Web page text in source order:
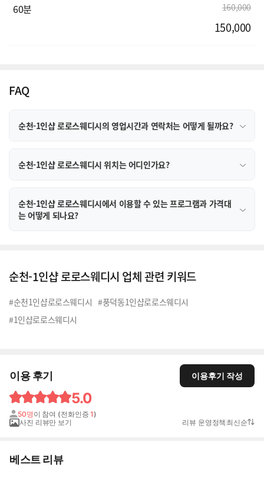
60분 160,000
150,000
FAQ
순천-1인샵 로로스웨디시의 영업시간과 연락처는 어떻게 될까요?
순천-1인샵 로로스웨디시 위치는 어디인가요?
순천-1인샵 로로스웨디시에서 이용할 수 있는 프로그램과 가격대
는 어떻게 되나요?
순천-1인샵 로로스웨디시 업체 관련 키워드
#순천1인샵로로스웨디시 #풍덕동1인샵로로스웨디시
#1인샵로로스웨디시
이용 후기 이용후기 작성
5.0
50명 이 참여 (전화인증1)
사진 리뷰만 보기
리뷰 운영정책 최신순
베스트 리뷰